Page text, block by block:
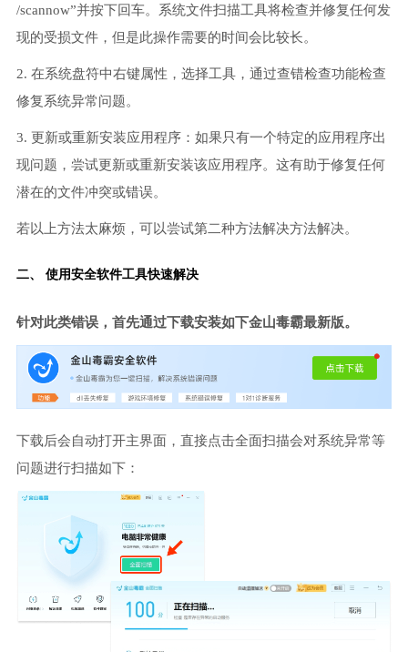
/scannow”并按下回车。系统文件扫描工具将检查并修复任何发
现的受损文件，但是此操作需要的时间会比较长。
2. 在系统盘符中右键属性，选择工具，通过查错检查功能检查
修复系统异常问题。
3. 更新或重新安装应用程序：如果只有一个特定的应用程序出
现问题，尝试更新或重新安装该应用程序。这有助于修复任何
潜在的文件冲突或错误。
若以上方法太麻烦，可以尝试第二种方法解决方法解决。
二、 使用安全软件工具快速解决
针对此类错误，首先通过下载安装如下金山毒霸最新版。
下载后会自动打开主界面，直接点击全面扫描会对系统异常等
问题进行扫描如下：